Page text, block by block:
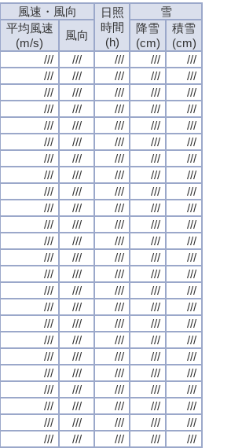
風速・風向
日照
時間
(h)
雪
平均風速
(m/s)
風向
降雪
(cm)
積雪
(cm)
/// /// /// ///
///
/// /// /// ///
///
/// /// /// ///
///
/// /// /// ///
///
/// /// /// ///
///
/// /// /// ///
///
/// /// /// ///
///
/// /// /// ///
///
/// /// /// ///
///
/// /// /// ///
///
/// /// /// ///
///
/// /// /// ///
///
/// /// /// ///
///
/// /// /// ///
///
/// /// /// ///
///
/// /// /// ///
///
/// /// /// ///
///
/// /// /// ///
///
/// /// /// ///
///
/// /// /// ///
///
/// /// /// ///
///
/// /// /// ///
///
/// /// /// ///
///
/// /// /// /// ///